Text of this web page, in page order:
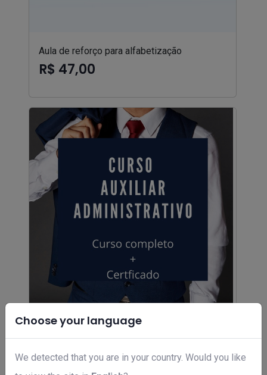
Choose your language
We detected that you are in your country. Would you like
Aula de reforço para alfabetização
R$ 47,00
R$ 97,00